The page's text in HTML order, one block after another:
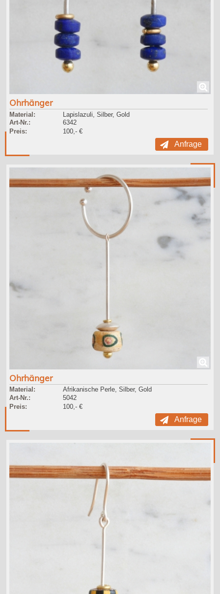
Ohrhänger
Material:
Lapislazuli, Silber, Gold
Art-Nr.:
6342
Preis:
100,- €
Anfrage
Ohrhänger
Material:
Afrikanische Perle, Silber, Gold
Art-Nr.:
5042
Preis:
100,- €
Anfrage